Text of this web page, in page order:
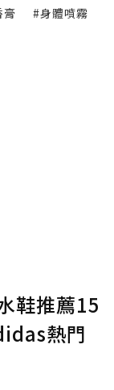
膏
#身體噴霧
鞋推薦15
熱門